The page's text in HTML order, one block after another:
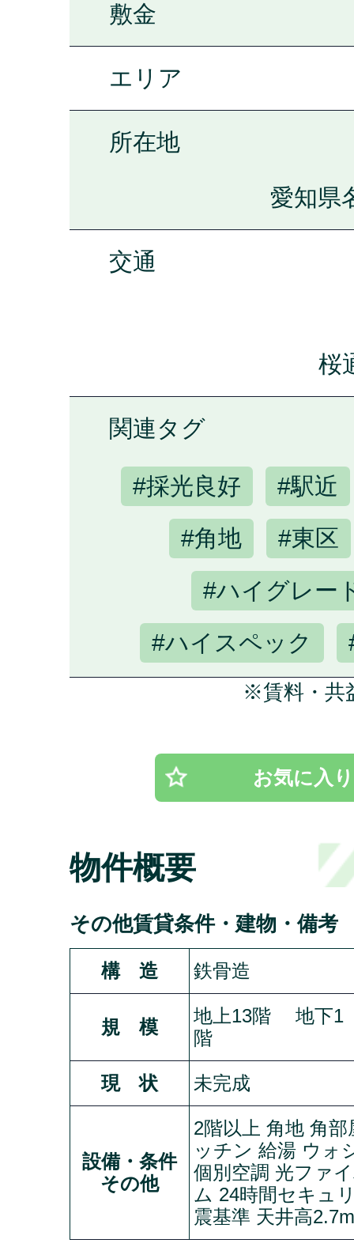
敷金
エリア
所在地
愛知県
交通
桜
関連タグ
#採光良好
#駅近
#角地
#東区
#ハイグレー
#ハイスペック
※賃料・共
お気に入
物件概要
その他賃貸条件・建物・備考
構 造 鉄骨造
規 模
地上13階 地下1
階
現 状 未完成
設備・条件
その他
2階以上 角地 角
ッチン 給湯 ウォ
個別空調 光ファ
ム 24時間セキュ
震基準 天井高